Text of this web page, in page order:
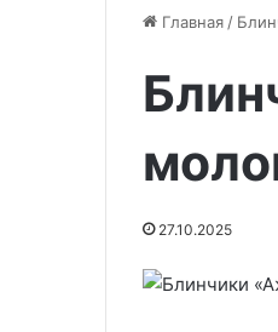
Главная /
27.10.2025